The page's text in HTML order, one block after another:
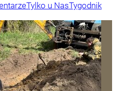
Tylko u NasTygodnik